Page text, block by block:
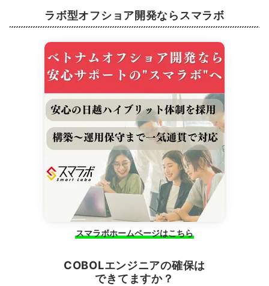
ラボ型オフショア開発ならスマラボ
スマラボホームページはこちら
COBOLエンジニアの確保は
できてますか？